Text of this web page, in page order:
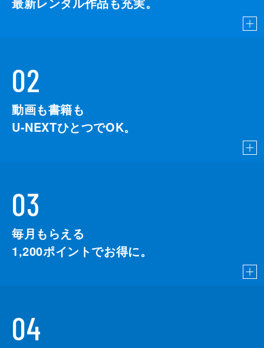
02
動画も書籍も
U-NEXTひとつでOK。
03
毎月もらえる
1,200ポイントでお得に。
04